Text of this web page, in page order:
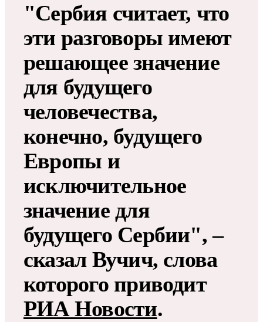
"Сербия считает, что
эти разговоры имеют
решающее значение
для будущего
человечества,
конечно, будущего
Европы и
исключительное
значение для
будущего Сербии", –
сказал Вучич, слова
которого приводит
РИА Новости.